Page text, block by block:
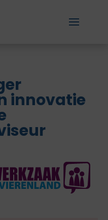
innovatie